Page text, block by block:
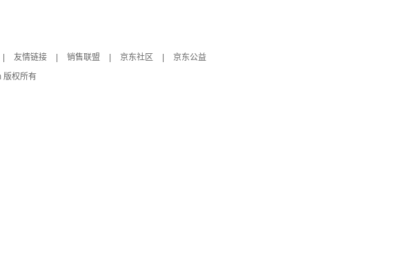
友情链接 销售联盟 京东社区
京东公益
版权所有